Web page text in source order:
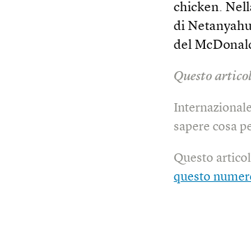
chicken.
di
del
Questo
sapere cosa
Questo
questo